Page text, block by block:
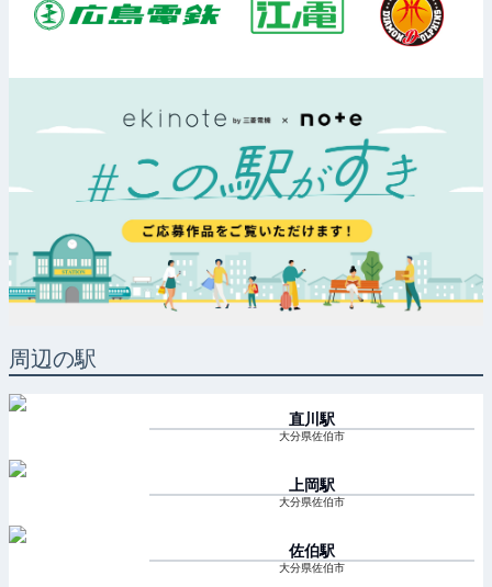
周辺の駅
直川 駅
大分県佐伯市
上岡駅
大分県佐伯市
佐伯駅
大分県佐伯市